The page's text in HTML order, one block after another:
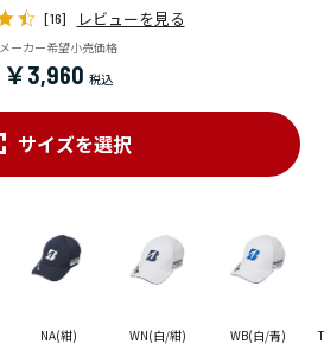
[16] レビューを見る
メーカー希望小売価格
￥3,960
サイズを選択
NA(紺) WN(白/紺) WB(白/青)